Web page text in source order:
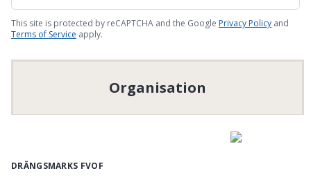
This site is protected by reCAPTCHA and the Google Privacy Policy and
Terms of Service apply.
Organisation
DRÄNGSMARKS FVOF